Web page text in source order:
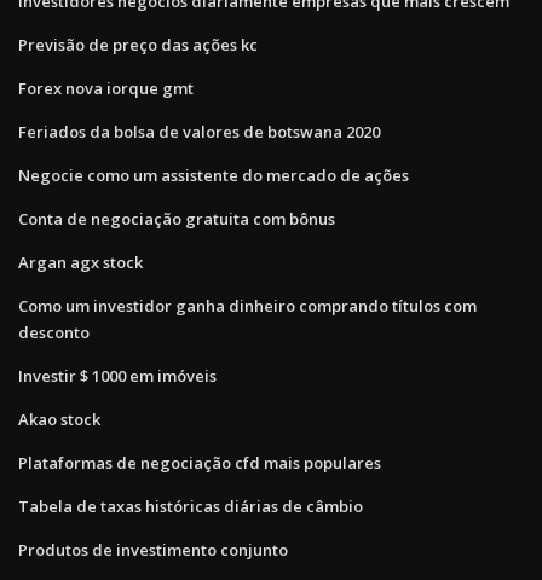
Previsão de preço das ações kc
Forex nova iorque gmt
Feriados da bolsa de valores de botswana 2020
Negocie como um assistente do mercado de ações
Conta de negociação gratuita com bônus
Argan agx stock
Como um investidor ganha dinheiro comprando títulos com
desconto
Investir $ 1000 em imóveis
Akao stock
Plataformas de negociação cfd mais populares
Tabela de taxas históricas diárias de câmbio
Produtos de investimento conjunto